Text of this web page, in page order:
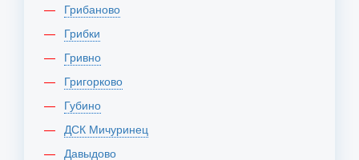
Грибаново
Грибки
Гривно
Григорково
Губино
ДСК Мичуринец
Давыдово